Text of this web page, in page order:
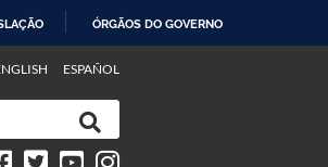
ÓRGÃOS DO GOVERNO
ESPAÑOL